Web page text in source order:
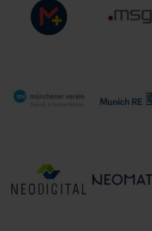
mgm technology
partners GmbH Deutschland
GmbH
Mplus msg group
MÜNCHENER VEREIN
Versicherungsgruppe Munich RE